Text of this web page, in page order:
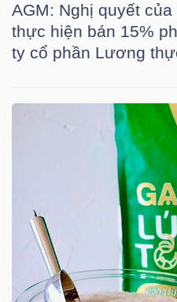
AGM: Nghị quyết
thực hiện bán 15%
ty cổ phần Lương
Ngành
(-)
NĂNG
LƯỢNG